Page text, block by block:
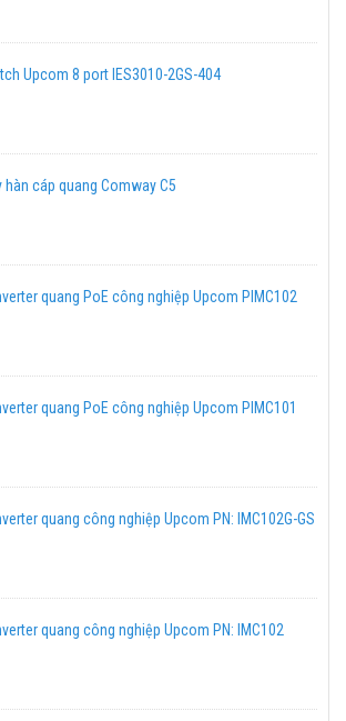
Upcom 8 port IES3010-2GS-404
hàn cáp quang Comway C5
quang PoE công nghiệp Upcom PIMC102
quang PoE công nghiệp Upcom PIMC101
quang công nghiệp Upcom PN: IMC102G-GS
quang công nghiệp Upcom PN: IMC102